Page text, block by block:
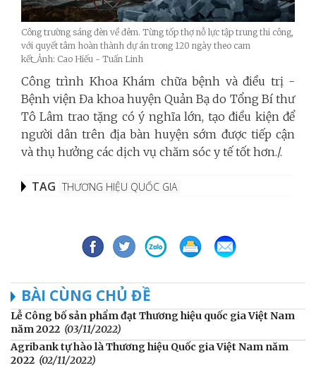
Công trường sáng đèn về đêm. Từng tốp thợ nỗ lực tập trung thi công,
với quyết tâm hoàn thành dự án trong 120 ngày theo cam
kết_Ảnh: Cao Hiếu - Tuấn Linh
Công trình Khoa Khám chữa bệnh và điều trị -
Bệnh viện Đa khoa huyện Quản Bạ do Tổng Bí thư
Tô Lâm trao tặng có ý nghĩa lớn, tạo điều kiện để
người dân trên địa bàn huyện sớm được tiếp cận
và thụ hưởng các dịch vụ chăm sóc y tế tốt hơn./.
TAG THƯƠNG HIỆU QUỐC GIA
BÀI CÙNG CHỦ ĐỀ
Lễ Công bố sản phẩm đạt Thương hiệu quốc gia Việt Nam
năm 2022 (03/11/2022)
Agribank tự hào là Thương hiệu Quốc gia Việt Nam năm
2022 (02/11/2022)